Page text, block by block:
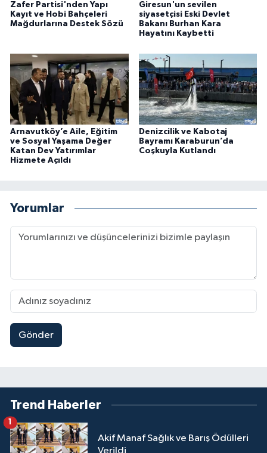
Zafer Partisi'nden Yapı
Kayıt ve Hobi Bahçeleri
Mağdurlarına Destek Sözü
Giresun'un sevilen
siyasetçisi Eski Devlet
Bakanı Burhan Kara
Hayatını Kaybetti
Arnavutköy’e Aile, Eğitim
ve Sosyal Yaşama Değer
Katan Dev Yatırımlar
Hizmete Açıldı
Denizcilik ve Kabotaj
Bayramı Karaburun’da
Coşkuyla Kutlandı
Yorumlar
Gönder
Trend Haberler
Akif Manaf Sağlık ve Barış Ödülleri
Verildi
1